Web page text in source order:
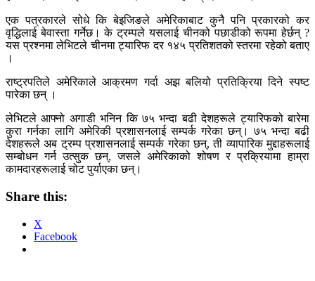
एक पत्रकारले सोधे कि बेइजिङले अमेरिकाबाट कुनै पनि प्रकारको कर
वृद्धिलाई बेवास्ता गर्नेछ। के ट्रम्पले यसलाई चीनको पछाडीको रूपमा हेर्छन् ?
यस प्रश्नमा लेभिटले चीनमा ट्यारिफ दर १४५ प्रतिशतको स्तरमा रहेको बताए
।
राष्ट्रपतिले अमेरिकाले आक्रमण गर्दा अझ बलियो प्रतिक्रिया दिने स्पष्ट
पारेका छन् ।
लेभिटले आफ्नो अगाडी भनिन कि ७५ भन्दा बढी देशहरूले ट्यारिफको बारेमा
कुरा गर्नका लागि अमेरिकी प्रशासनलाई सम्पर्क गरेका छन्। ७५ भन्दा बढी
देशहरूले अब ट्रम्प प्रशासनलाई सम्पर्क गरेका छन्, ती व्यापारिक मुद्दाहरूलाई
सम्बोधन गर्न उत्सुक छन्, जसले अमेरिकाको शोषण र प्रक्रियामा हाम्रा
कामदारहरूलाई चोट पुर्याएका छन्।
Share this:
X
Facebook